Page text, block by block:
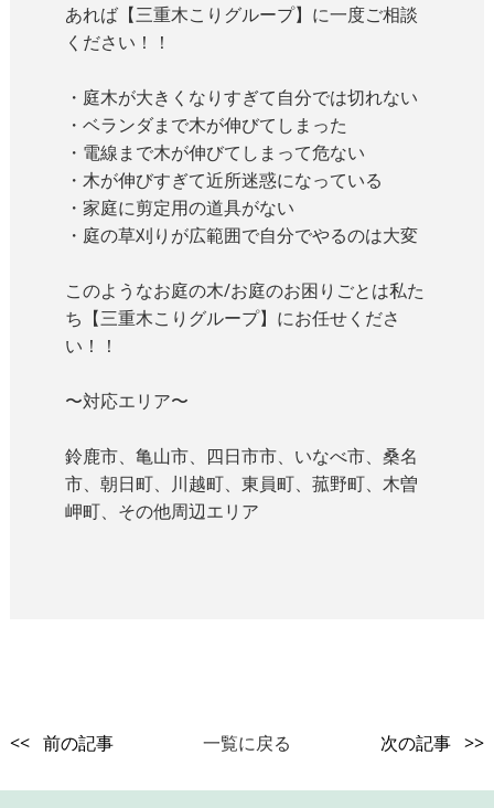
あれば【三重木こりグループ】に一度ご相談
ください！！
・庭木が大きくなりすぎて自分では切れない
・ベランダまで木が伸びてしまった
・電線まで木が伸びてしまって危ない
・木が伸びすぎて近所迷惑になっている
・家庭に剪定用の道具がない
・庭の草刈りが広範囲で自分でやるのは大変
このようなお庭の木/お庭のお困りごとは私た
ち【三重木こりグループ】にお任せくださ
い！！
〜対応エリア〜
鈴鹿市、亀山市、四日市市、いなべ市、桑名
市、朝日町、川越町、 東員町、菰野町、木曽
岬町、その他周辺エリア
<< 前の記事 一覧に戻る 次の記事 >>